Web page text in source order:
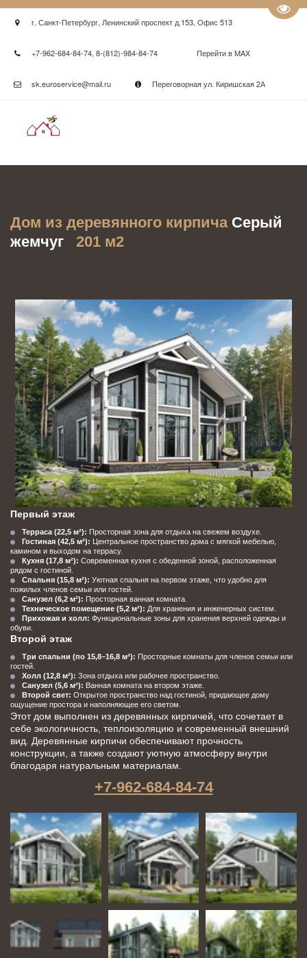
г. Санкт-Петербург, Ленинский проспект д.153, Офис 513
+7-962-684-84-74, 8-(812)-984-84-74 Перейти в MAX
sk.euroservice@mail.ru Переговорная ул. Киришская 2А
Дом из деревянного кирпича Серый
жемчуг
201 м2
Первый этаж
Терраса (22,5 м²): Просторная зона для отдыха на свежем воздухе.
Гостиная (42,5 м²): Центральное пространство дома с мягкой мебелью,
камином и выходом на террасу.
Кухня (17,8 м²): Современная кухня с обеденной зоной, расположенная
рядом с гостиной.
Спальня (15,8 м²): Уютная спальня на первом этаже, что удобно для
пожилых членов семьи или гостей.
Санузел (6,2 м²): Просторная ванная комната.
Техническое помещение (5,2 м²): Для хранения и инженерных систем.
Прихожая и холл: Функциональные зоны для хранения верхней одежды и
обуви.
Второй этаж
Три спальни (по 15,8–16,8 м²): Просторные комнаты для членов семьи или
гостей.
Холл (12,8 м²): Зона отдыха или рабочее пространство.
Санузел (5,6 м²): Ванная комната на втором этаже.
Второй свет: Открытое пространство над гостиной, придающее дому
ощущение простора и наполняющее его светом.
Этот дом выполнен из деревянных кирпичей, что сочетает в
себе экологичность, теплоизоляцию и современный внешний
вид. Деревянные кирпичи обеспечивают прочность
конструкции, а также создают уютную атмосферу внутри
благодаря натуральным материалам.
+7-962-684-84-74